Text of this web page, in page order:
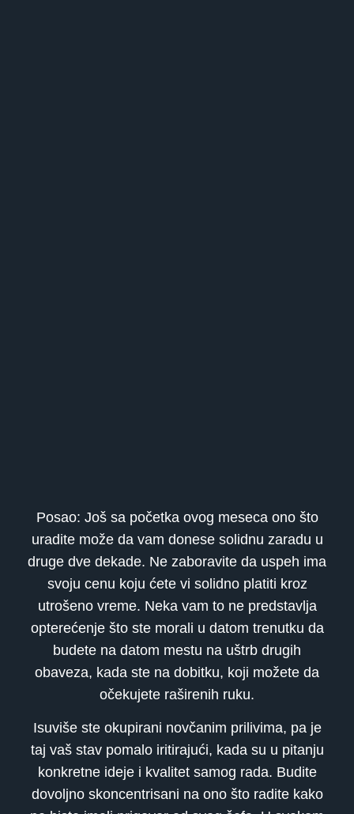
Posao: Još sa početka ovog meseca ono što
uradite može da vam donese solidnu zaradu u
druge dve dekade. Ne zaboravite da uspeh ima
svoju cenu koju ćete vi solidno platiti kroz
utrošeno vreme. Neka vam to ne predstavlja
opterećenje što ste morali u datom trenutku da
budete na datom mestu na uštrb drugih
obaveza, kada ste na dobitku, koji možete da
očekujete raširenih ruku.
Isuviše ste okupirani novčanim prilivima, pa je
taj vaš stav pomalo iritirajući, kada su u pitanju
konkretne ideje i kvalitet samog rada. Budite
dovoljno skoncentrisani na ono što radite kako